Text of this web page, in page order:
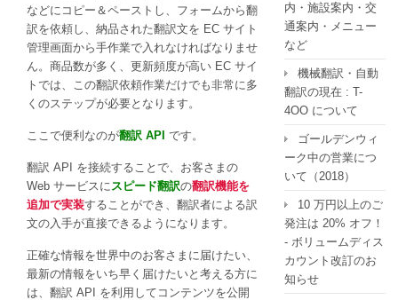
などにコピー＆ペーストし、フォームから翻
訳を依頼し、納品された翻訳文を EC サイト
管理画面から手作業で入れなければなりませ
ん。商品数が多く、更新頻度が高い EC サイ
トでは、この翻訳依頼作業だけでも非常に多
くのステップが必要となります。
ここで便利なのが翻訳 API です。
翻訳 API を接続することで、お客さまの
Web サービスに スピード翻訳の翻訳機能を
追加で実装することができ、翻訳者による訳
文の入手が直接できるようになります。
正確な情報を世界中のお客さまに届けたい、
最新の情報をいち早く届けたいと考える方に
は、翻訳 API を利用してコンテンツを公開
内・施設案内・交
通案内・メニュー
など
機械翻訳・自動
翻訳の現在 : T-
4OO について
ゴールデンウィ
ーク中の営業につ
いて（2018）
10 万円以上のご
発注は 20% オフ！
- ボリュームディス
カウント改訂のお
知らせ